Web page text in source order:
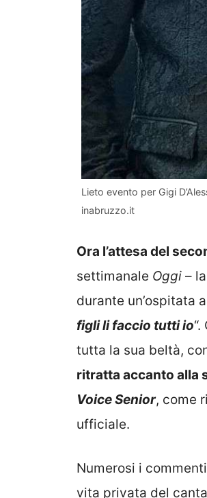
Lieto evento per Gigi
inabruzzo.it
Ora l’attesa del
settimanale Oggi –
durante un’ospitata a
figli li faccio tutti io
tutta la sua beltà,
ritratta accanto alla
Voice Senior, come
ufficiale.
Numerosi i
vita privata del